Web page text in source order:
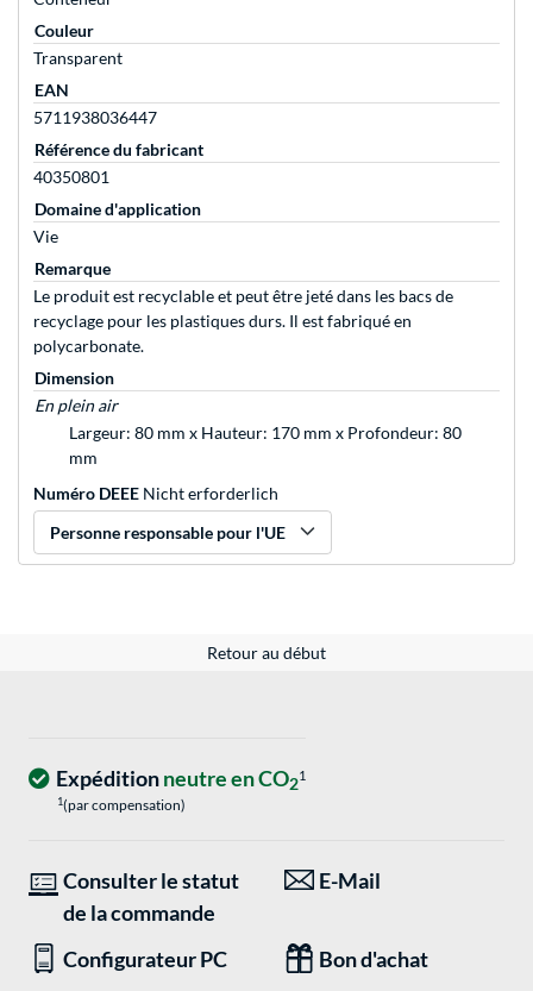
Couleur
Transparent
EAN
5711938036447
Référence du fabricant
40350801
Domaine d'application
Vie
Remarque
Le produit est recyclable et peut être jeté dans les bacs de
recyclage pour les plastiques durs. Il est fabriqué en
polycarbonate.
Dimension
En plein air
Largeur: 80 mm x Hauteur: 170 mm x Profondeur: 80
mm
Numéro DEEE Nicht erforderlich
Personne responsable pour l'UE
Retour au début
Expéditionneutre en CO21
1(par compensation)
Consulter le statut
de la commande
E-Mail
Configurateur PC Bon d'achat